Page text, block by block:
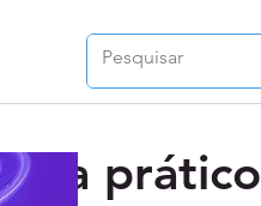
prático